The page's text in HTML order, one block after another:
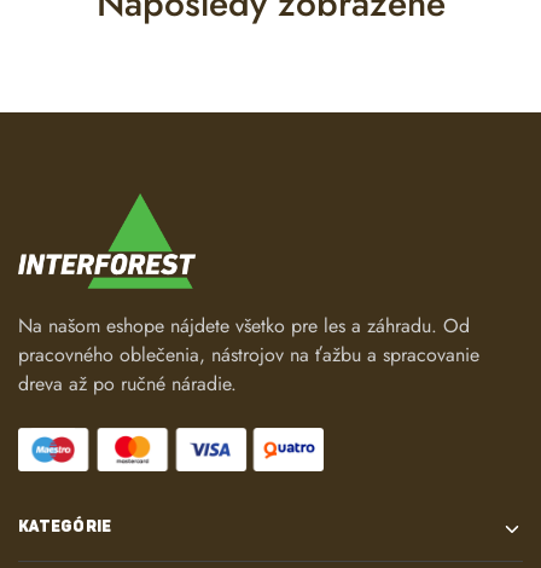
Na našom eshope nájdete všetko pre les a záhradu. Od
pracovného oblečenia, nástrojov na ťažbu a spracovanie
dreva až po ručné náradie.
KATEGÓRIE